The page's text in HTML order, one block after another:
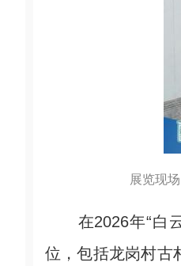
展览现
在2026年“白云
位，包括龙岗村古